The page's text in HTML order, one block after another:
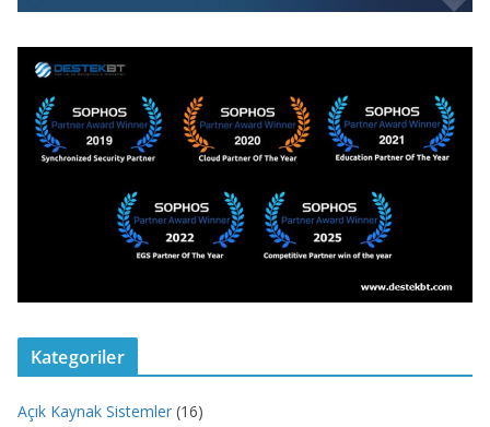
Kategoriler
Açık Kaynak Sistemler (16)